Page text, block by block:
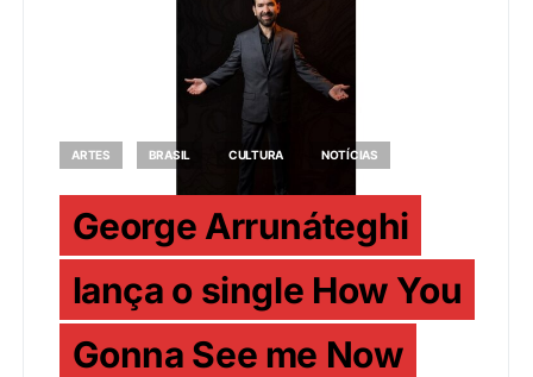
ARTES BRASIL CULTURA NOTÍCIAS
George Arrunáteghi
lança o single How You
Gonna See me Now